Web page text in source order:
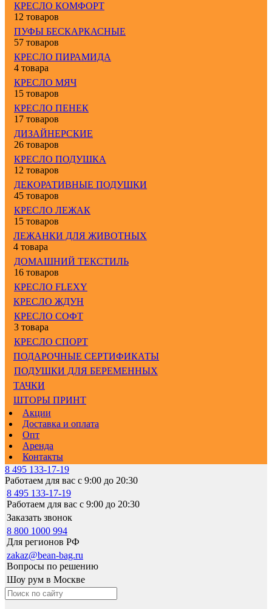
КРЕСЛО КОМФОРТ
12 товаров
ПУФЫ БЕСКАРКАСНЫЕ
57 товаров
КРЕСЛО ПИРАМИДА
4 товара
КРЕСЛО МЯЧ
15 товаров
КРЕСЛО ПЕНЕК
17 товаров
ДИЗАЙНЕРСКИЕ
26 товаров
КРЕСЛО ПОДУШКА
12 товаров
ДЕКОРАТИВНЫЕ ПОДУШКИ
45 товаров
КРЕСЛО ЛЕЖАК
15 товаров
ЛЕЖАНКИ ДЛЯ ЖИВОТНЫХ
4 товара
ДОМАШНИЙ ТЕКСТИЛЬ
16 товаров
КРЕСЛО FLEXY
КРЕСЛО ЖДУН
КРЕСЛО СОФТ
3 товара
КРЕСЛО СПОРТ
ПОДАРОЧНЫЕ СЕРТИФИКАТЫ
ПОДУШКИ ДЛЯ БЕРЕМЕННЫХ
ТАЧКИ
ШТОРЫ ПРИНТ
Акции
Доставка и оплата
Опт
Аренда
Контакты
8 495 133-17-19
Работаем для вас с 9:00 до 20:30
8 495 133-17-19
Работаем для вас с 9:00 до 20:30
Заказать звонок
8 800 1000 994
Для регионов РФ
zakaz@bean-bag.ru
Вопросы по решению
Шоу рум в Москве